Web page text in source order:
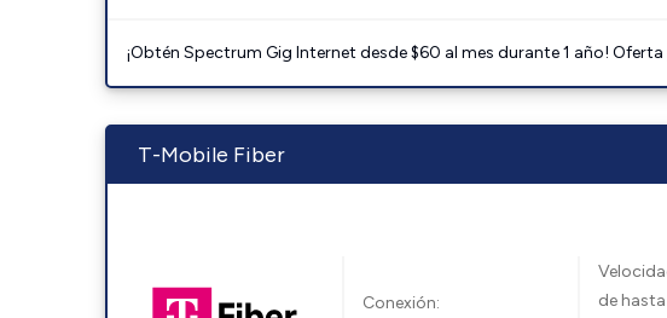
¡Obtén Spectrum Gig Internet desde $60 al mes durante 1 año!
T-Mobile Fiber
Conexión:
de hasta